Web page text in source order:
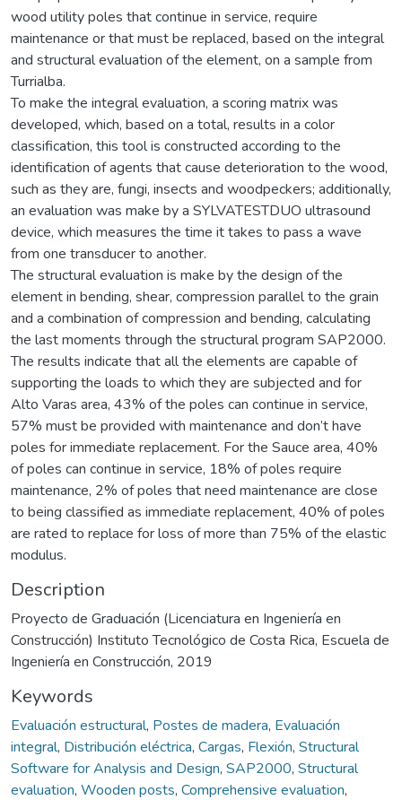
wood utility poles that continue in service, require
maintenance or that must be replaced, based on the integral
and structural evaluation of the element, on a sample from
Turrialba.
To make the integral evaluation, a scoring matrix was
developed, which, based on a total, results in a color
classification, this tool is constructed according to the
identification of agents that cause deterioration to the wood,
such as they are, fungi, insects and woodpeckers; additionally,
an evaluation was make by a SYLVATESTDUO ultrasound
device, which measures the time it takes to pass a wave
from one transducer to another.
The structural evaluation is make by the design of the
element in bending, shear, compression parallel to the grain
and a combination of compression and bending, calculating
the last moments through the structural program SAP2000.
The results indicate that all the elements are capable of
supporting the loads to which they are subjected and for
Alto Varas area, 43% of the poles can continue in service,
57% must be provided with maintenance and don’t have
poles for immediate replacement. For the Sauce area, 40%
of poles can continue in service, 18% of poles require
maintenance, 2% of poles that need maintenance are close
to being classified as immediate replacement, 40% of poles
are rated to replace for loss of more than 75% of the elastic
modulus.
Description
Proyecto de Graduación (Licenciatura en Ingeniería en
Construcción) Instituto Tecnológico de Costa Rica, Escuela de
Ingeniería en Construcción, 2019
Keywords
Evaluación estructural, Postes de madera, Evaluación
integral, Distribución eléctrica, Cargas, Flexión, Structural
Software for Analysis and Design, SAP2000, Structural
evaluation, Wooden posts, Comprehensive evaluation,